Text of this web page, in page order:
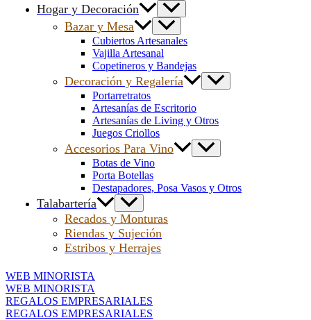
Hogar y Decoración
Bazar y Mesa
Cubiertos Artesanales
Vajilla Artesanal
Copetineros y Bandejas
Decoración y Regalería
Portarretratos
Artesanías de Escritorio
Artesanías de Living y Otros
Juegos Criollos
Accesorios Para Vino
Botas de Vino
Porta Botellas
Destapadores, Posa Vasos y Otros
Talabartería
Recados y Monturas
Riendas y Sujeción
Estribos y Herrajes
WEB MINORISTA
WEB MINORISTA
REGALOS EMPRESARIALES
REGALOS EMPRESARIALES